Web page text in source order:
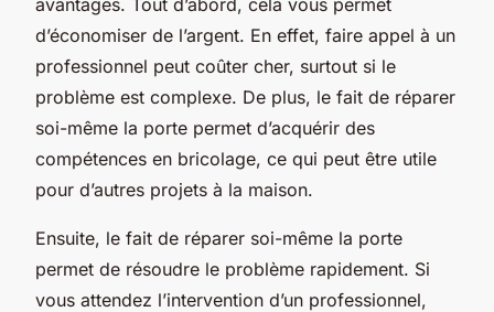
d’économiser de l’argent. En effet, faire appel à un
professionnel peut coûter cher, surtout si le
problème est complexe. De plus, le fait de réparer
soi-même la porte permet d’acquérir des
compétences en bricolage, ce qui peut être utile
pour d’autres projets à la maison.
Ensuite, le fait de réparer soi-même la porte
permet de résoudre le problème rapidement. Si
vous attendez l’intervention d’un professionnel,